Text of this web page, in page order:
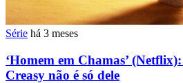
Série há 3 meses
‘Homem em Chamas’
Creasy não é só dele